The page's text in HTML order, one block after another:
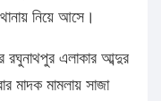
নিয়ে আসে।
এলাকার আব্দুর
মাদক মামলায় সাজা